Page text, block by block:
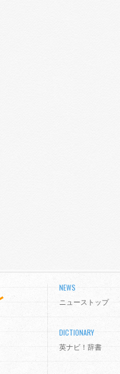
NEWS
ニューストップ
DICTIONARY
英ナビ！辞書